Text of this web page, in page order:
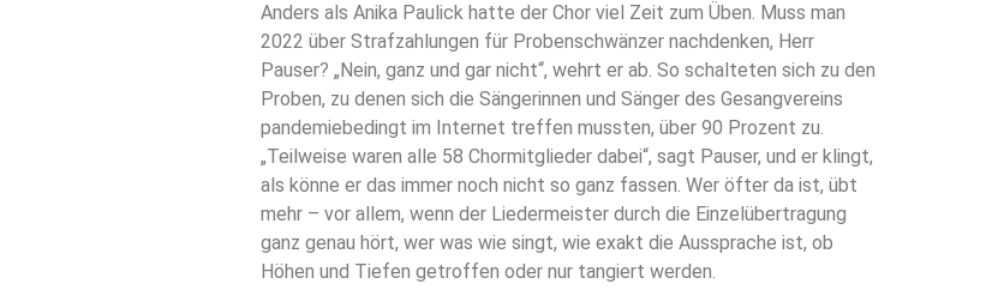
Anders als Anika Paulick hatte der Chor viel Zeit zum Üben. Muss man
2022 über Strafzahlungen für Probenschwänzer nachdenken, Herr
Pauser? „Nein, ganz und gar nicht“, wehrt er ab. So schalteten sich zu den
Proben, zu denen sich die Sängerinnen und Sänger des Gesangvereins
pandemiebedingt im Internet treffen mussten, über 90 Prozent zu.
„Teilweise waren alle 58 Chormitglieder dabei“, sagt Pauser, und er klingt,
als könne er das immer noch nicht so ganz fassen. Wer öfter da ist, übt
mehr – vor allem, wenn der Liedermeister durch die Einzelübertragung
ganz genau hört, wer was wie singt, wie exakt die Aussprache ist, ob
Höhen und Tiefen getroffen oder nur tangiert werden.